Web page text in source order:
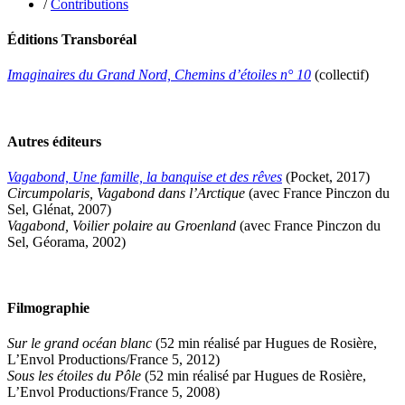
Gaullier Tanneguy
Gemme Pierre
Georis Stéphane
Grange Florent
Griette Olivier
Guéguéniat Jean-Yves
Guerrier Gérard
Guillemot Agnès
Guillotel Pierre-Antoine
Guyon Élizabeth
Halluin Bruno d’
Hardivilliers Albéric d’
Harvey James
Heimburger Mario
Hervouët Tifenn
Houdaille Christophe
Hussain Fawaz
/Contributions
Éditions Transboréal
Imaginaires du Grand Nord, Chemins d’étoiles n° 10 (collectif)
Autres éditeurs
Vagabond, Une famille, la banquise et des rêves (Pocket, 2017)
Circumpolaris, Vagabond dans l’Arctique (avec France Pinczon du
Sel, Glénat, 2007)
Vagabond, Voilier polaire au Groenland (avec France Pinczon du
Sel, Géorama, 2002)
Filmographie
Sur le grand océan blanc (52 min réalisé par Hugues de Rosière,
L’Envol Productions/France 5, 2012)
Sous les étoiles du Pôle (52 min réalisé par Hugues de Rosière,
L’Envol Productions/France 5, 2008)